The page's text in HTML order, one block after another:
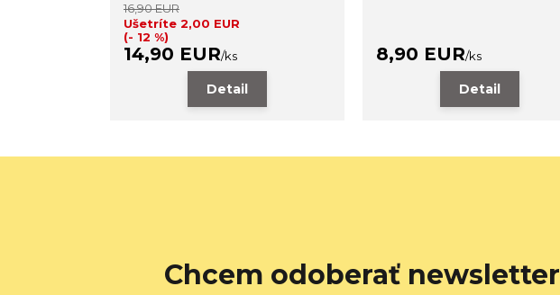
16,90 EUR
Ušetríte 2,00 EUR
(- 12 %)
14,90 EUR/ks
Detail
8,90 EUR/ks
Detail
Chcem odoberať newsletter